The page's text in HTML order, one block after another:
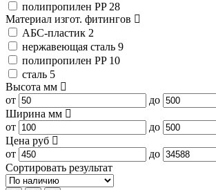
полипропилен PP 28
Материал изгот. фитингов
АБС-пластик 2
нержавеющая сталь 9
полипропилен PP 10
сталь 5
Высота мм
от
до
Ширина мм
от
до
Цена руб
от
до
Сортировать результат